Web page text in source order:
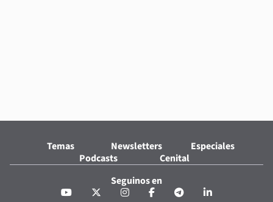
Temas Newsletters
Especiales
Podcasts
Cenital
Seguinos en